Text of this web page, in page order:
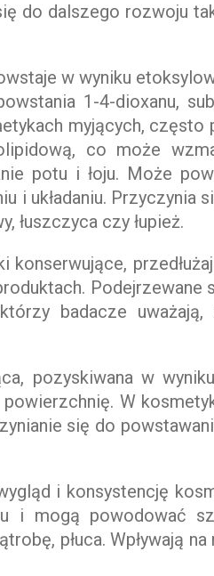
do dalszego rozwoju
w wyniku
1-4-dioxanu,
myjących,
co może
potu i łoju. Może
i układaniu.
łuszczyca czy łupież.
Podejrzewane
badacze uważają,
pozyskiwana w
W
się do
i konsystencję
i mogą powodować
płuca. Wpływają